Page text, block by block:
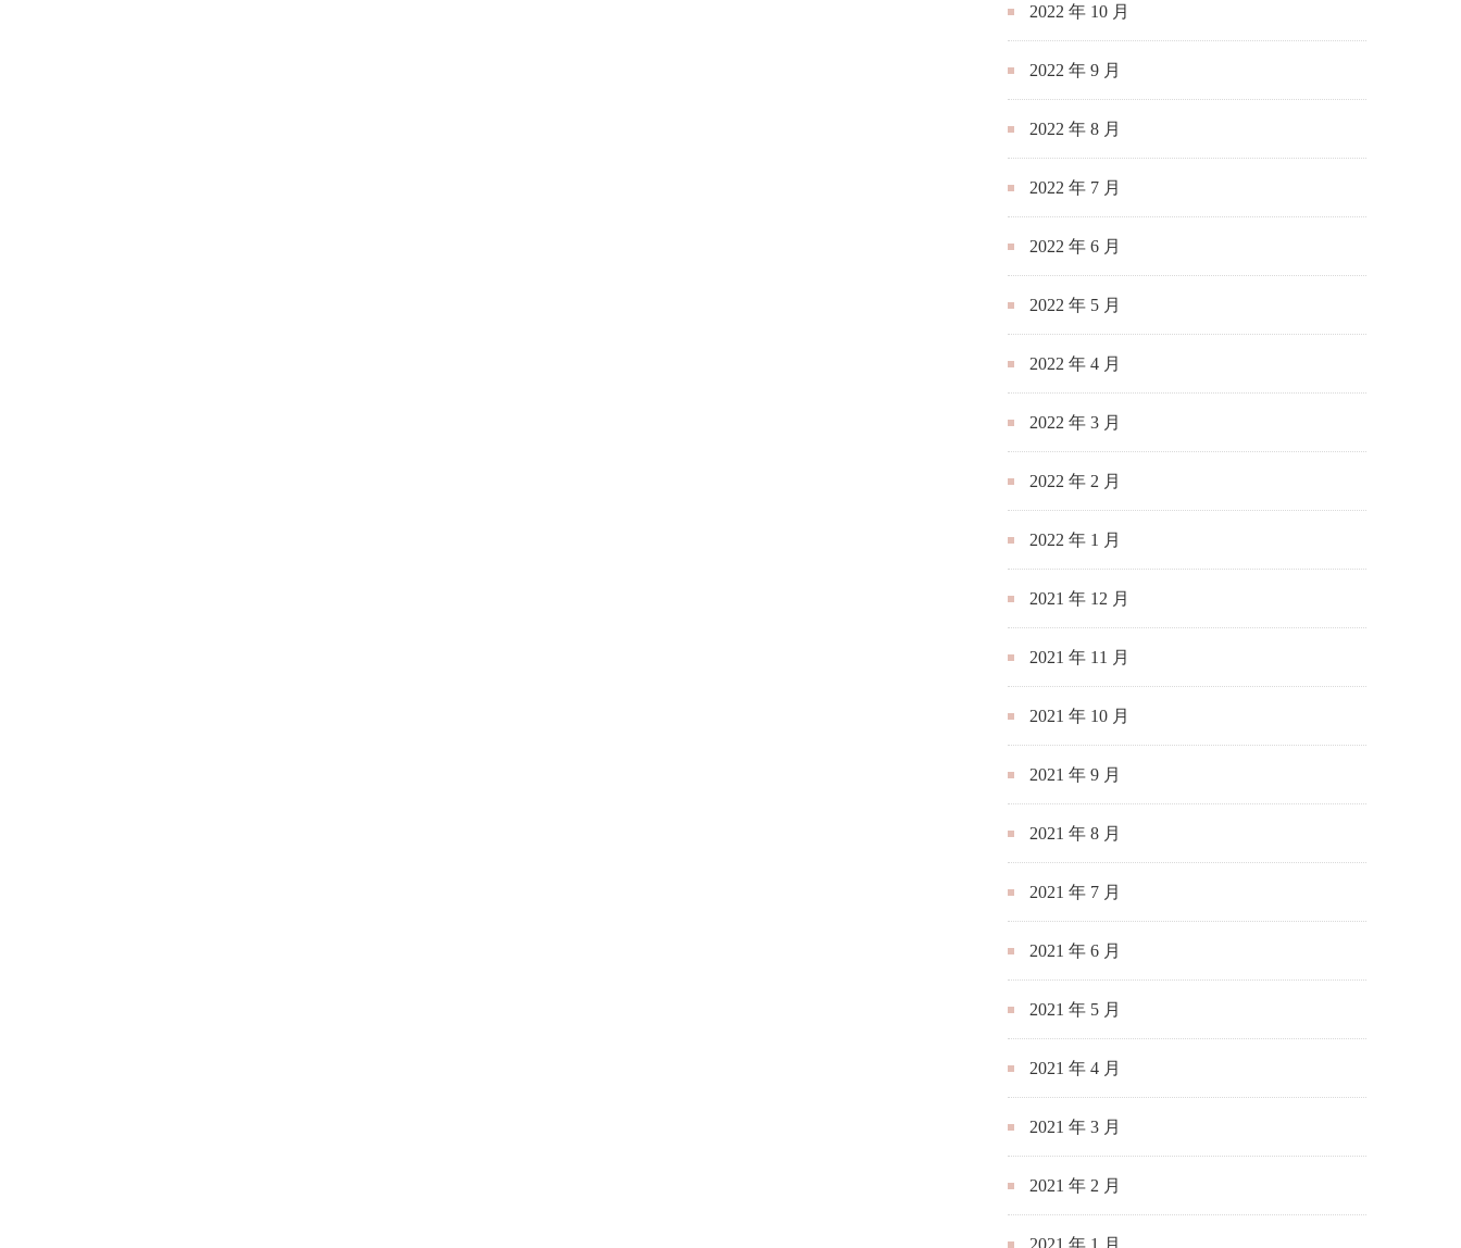
2022 年 10 月
2022 年 9 月
2022 年 8 月
2022 年 7 月
2022 年 6 月
2022 年 5 月
2022 年 4 月
2022 年 3 月
2022 年 2 月
2022 年 1 月
2021 年 12 月
2021 年 11 月
2021 年 10 月
2021 年 9 月
2021 年 8 月
2021 年 7 月
2021 年 6 月
2021 年 5 月
2021 年 4 月
2021 年 3 月
2021 年 2 月
2021 年 1 月